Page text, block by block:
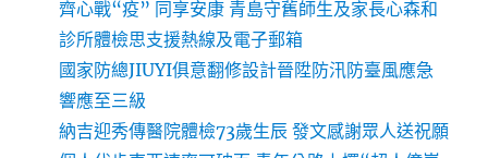
齊心戰“疫” 同享安康 青島守舊師生及家長心森和
診所體檢思支援熱線及電子郵箱
國家防總JIUYI俱意翻修設計晉陞防汛防臺風應急
響應至三級
納吉迎秀傳醫院體檢73歲生辰 發文感謝眾人送祝願